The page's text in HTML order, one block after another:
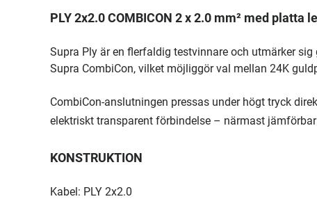
PLY 2x2.0 COMBICON 2 x 2.0 mm² med platta
Supra Ply är en flerfaldig testvinnare och utmärker
Supra CombiCon, vilket möjliggör val mellan 24K
CombiCon-anslutningen pressas under högt tryck
elektriskt transparent förbindelse – närmast
KONSTRUKTION
Kabel: PLY 2x2.0